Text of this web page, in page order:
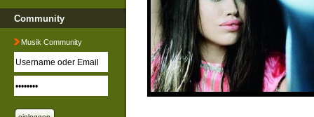
Community
Musik Community